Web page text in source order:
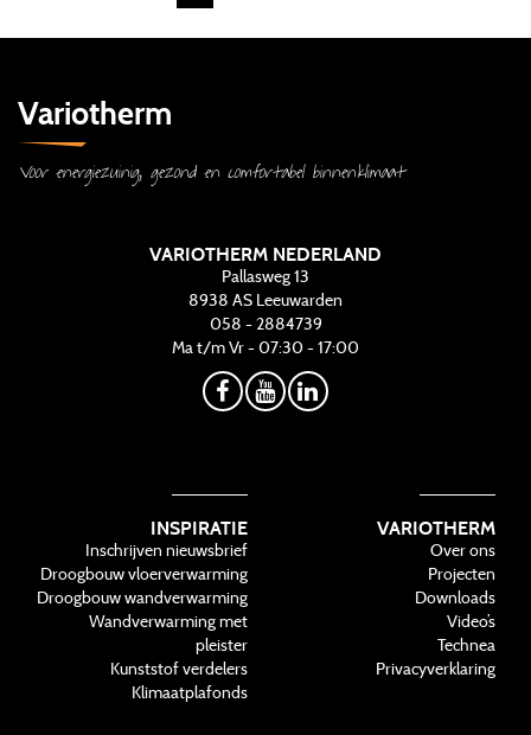
Variotherm
Voor energiezuinig, gezond en comfortabel binnenklimaat
VARIOTHERM NEDERLAND
Pallasweg 13
8938 AS Leeuwarden
058 - 2884739
Ma t/m Vr - 07:30 - 17:00
INSPIRATIE
Inschrijven nieuwsbrief
Droogbouw vloerverwarming
Droogbouw wandverwarming
Wandverwarming met
pleister
Kunststof verdelers
Klimaatplafonds
VARIOTHERM
Over ons
Projecten
Downloads
Video’s
Technea
Privacyverklaring